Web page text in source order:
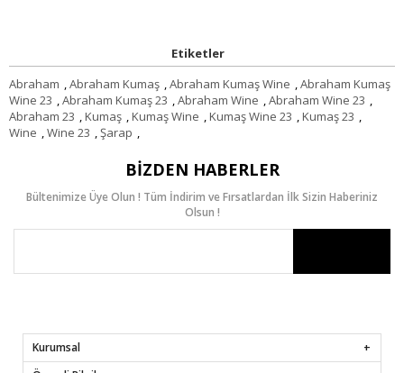
Etiketler
Abraham ,Abraham Kumaş ,Abraham Kumaş Wine ,Abraham Kumaş
Wine 23 ,Abraham Kumaş 23 ,Abraham Wine ,Abraham Wine 23 ,
Abraham 23 ,Kumaş ,Kumaş Wine ,Kumaş Wine 23 ,Kumaş 23 ,
Wine ,Wine 23 ,Şarap ,
BIZDEN HABERLER
Bültenimize Üye Olun ! Tüm İndirim ve Fırsatlardan İlk Sizin Haberiniz
Olsun !
Kurumsal